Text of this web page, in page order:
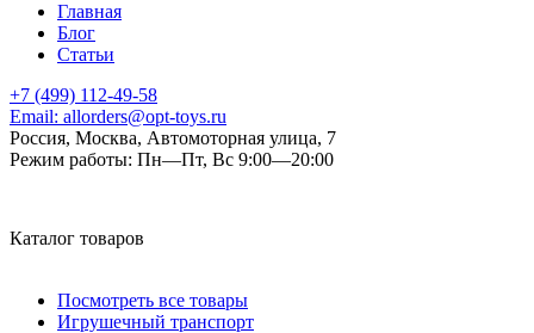
Главная
Блог
Статьи
+7 (499) 112-49-58
Email: allorders@opt-toys.ru
Россия, Москва, Автомоторная улица, 7
Режим работы: Пн—Пт, Вс 9:00—20:00
Каталог товаров
Посмотреть все товары
Игрушечный транспорт